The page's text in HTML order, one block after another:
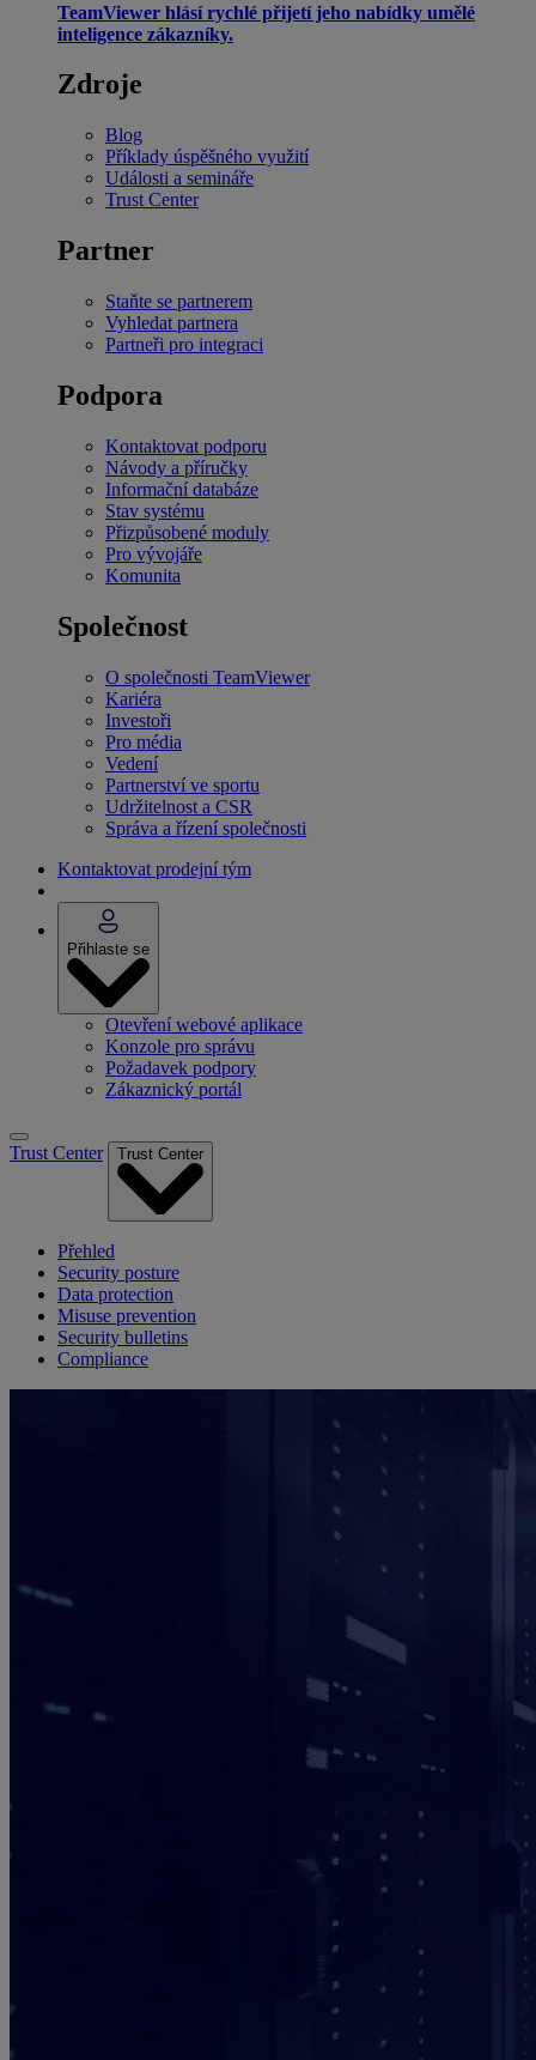
TeamViewer hlásí rychlé přijetí jeho nabídky umělé
inteligence zákazníky.
Zdroje
Blog
Příklady úspěšného využití
Události a semináře
Trust Center
Partner
Staňte se partnerem
Vyhledat partnera
Partneři pro integraci
Podpora
Kontaktovat podporu
Návody a příručky
Informační databáze
Stav systému
Přizpůsobené moduly
Pro vývojáře
Komunita
Společnost
O společnosti TeamViewer
Kariéra
Investoři
Pro média
Vedení
Partnerství ve sportu
Udržitelnost a CSR
Správa a řízení společnosti
Kontaktovat prodejní tým
Přihlaste se
Otevření webové aplikace
Konzole pro správu
Požadavek podpory
Zákaznický portál
Trust Center Trust Center
Přehled
Security posture
Data protection
Misuse prevention
Security bulletins
Compliance